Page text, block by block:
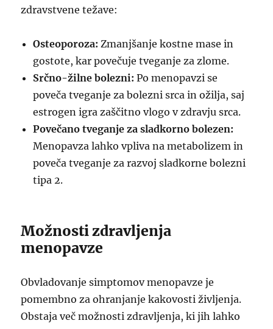
zdravstvene težave:
Osteoporoza: Zmanjšanje kostne mase in
gostote, kar povečuje tveganje za zlome.
Srčno-žilne bolezni: Po menopavzi se
poveča tveganje za bolezni srca in ožilja, saj
estrogen igra zaščitno vlogo v zdravju srca.
Povečano tveganje za sladkorno bolezen:
Menopavza lahko vpliva na metabolizem in
poveča tveganje za razvoj sladkorne bolezni
tipa 2.
Možnosti zdravljenja
menopavze
Obvladovanje simptomov menopavze je
pomembno za ohranjanje kakovosti življenja.
Obstaja več možnosti zdravljenja, ki jih lahko